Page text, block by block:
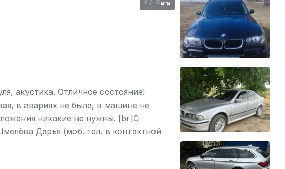
акустика. Отличное состояние!
в авариях не была, в машине не
никакие не нужны. [br]С
Дарья (моб. тел. в контактной
тест-драйв данного автомобиля,